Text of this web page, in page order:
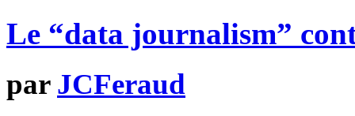
Le “data journalism”
par JCFeraud